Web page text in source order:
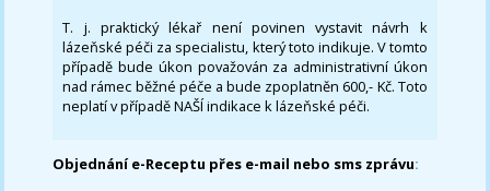
T. j. praktický lékař není povinen vystavit návrh k
lázeňské péči za specialistu, který toto indikuje. V tomto
případě bude úkon považován za administrativní úkon
nad rámec běžné péče a bude zpoplatněn 600,- Kč. Toto
neplatí v případě NAŠÍ indikace k lázeňské péči.
Objednání e-Receptu přes e-mail nebo sms zprávu: